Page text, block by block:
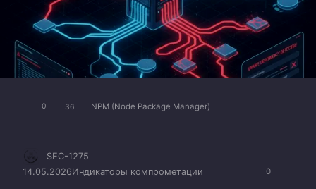
0 36 NPM (Node Package Manager)
0
SEC-1275
14.05.2026Индикаторы компрометации